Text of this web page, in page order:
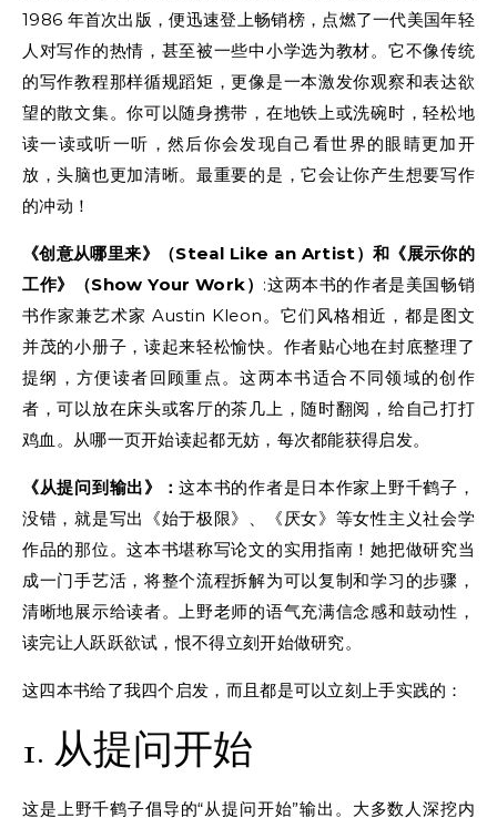
1986 年首次出版，便迅速登上畅销榜，点燃了一代美国年轻
人对写作的热情，甚至被一些中小学选为教材。它不像传统
的写作教程那样循规蹈矩，更像是一本激发你观察和表达欲
望的散文集。你可以随身携带，在地铁上或洗碗时，轻松地
读一读或听一听，然后你会发现自己看世界的眼睛更加开
放，头脑也更加清晰。最重要的是，它会让你产生想要写作
的冲动！
《创意从哪里来》（Steal Like an Artist）和《展示你的
工作》（Show Your Work） :这两本书的作者是美国畅销
书作家兼艺术家 Austin Kleon。它们风格相近，都是图文
并茂的小册子，读起来轻松愉快。作者贴心地在封底整理了
提纲，方便读者回顾重点。这两本书适合不同领域的创作
者，可以放在床头或客厅的茶几上，随时翻阅，给自己打打
鸡血。从哪一页开始读起都无妨，每次都能获得启发。
《从提问到输出》：这本书的作者是日本作家上野千鹤子，
没错，就是写出《始于极限》、《厌女》等女性主义社会学
作品的那位。这本书堪称写论文的实用指南！她把做研究当
成一门手艺活，将整个流程拆解为可以复制和学习的步骤，
清晰地展示给读者。上野老师的语气充满信念感和鼓动性，
读完让人跃跃欲试，恨不得立刻开始做研究。
这四本书给了我四个启发，而且都是可以立刻上手实践的：
1. 从提问开始
这是上野千鹤子倡导的“从提问开始”输出。大多数人深挖内